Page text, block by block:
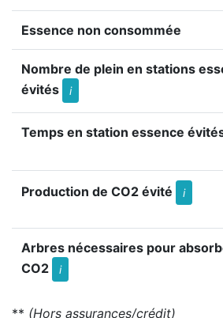
Essence non consommée
Nombre de plein en stations
évités
i
Temps en station essence
Production de CO2 évité i
Arbres nécessaires pour
CO2
i
** (Hors assurances/crédit)